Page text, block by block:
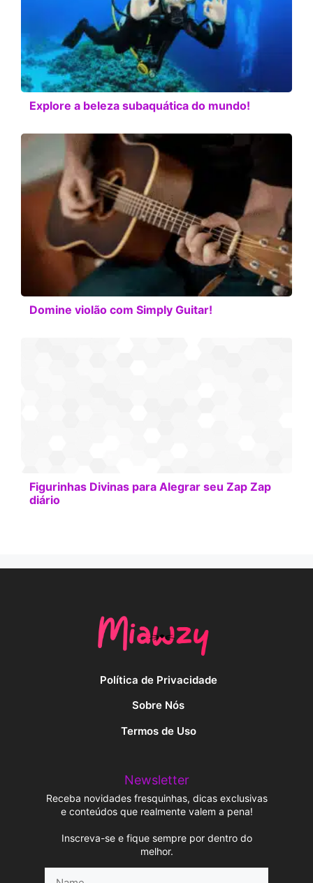
Explore a beleza subaquática do mundo!
Domine violão com Simply Guitar!
Figurinhas Divinas para Alegrar seu Zap Zap
diário
Política de Privacidade
Sobre Nós
Termos de Uso
Newsletter
Receba novidades fresquinhas, dicas exclusivas
e conteúdos que realmente valem a pena!
Inscreva-se e fique sempre por dentro do
melhor.